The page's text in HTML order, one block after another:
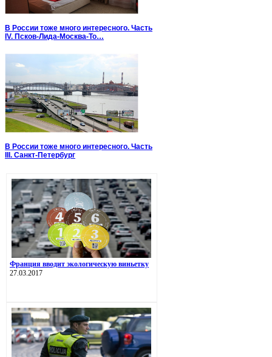
В России тоже много интересного. Часть
IV. Псков-Лида-Москва-То…
В России тоже много интересного. Часть
III. Санкт-Петербург
Франция вводит экологическую виньетку
27.03.2017